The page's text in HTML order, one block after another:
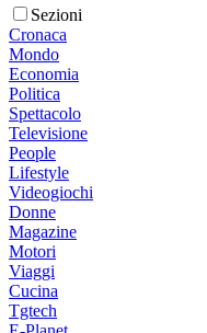
Sezioni
Cronaca
Mondo
Economia
Politica
Spettacolo
Televisione
People
Lifestyle
Videogiochi
Donne
Magazine
Motori
Viaggi
Cucina
Tgtech